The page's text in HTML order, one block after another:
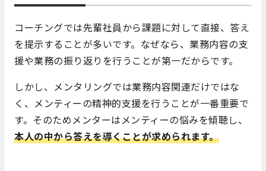
コーチングでは先輩社員から課題に対して直接、答え
を提示することが多いです。なぜなら、業務内容の支
援や業務の振り返りを行うことが第一だからです。
しかし、メンタリングでは業務内容関連だけではな
く、メンティーの精神的支援を行うことが一番重要で
す。そのためメンターはメンティーの悩みを傾聴し、
本人の中から答えを導くことが求められます。